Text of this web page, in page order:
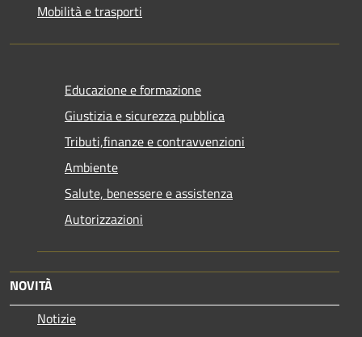
Mobilità e trasporti
Educazione e formazione
Giustizia e sicurezza pubblica
Tributi,finanze e contravvenzioni
Ambiente
Salute, benessere e assistenza
Autorizzazioni
NOVITÀ
Notizie